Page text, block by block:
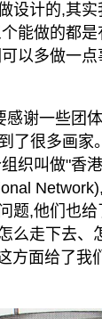
设计的,其
能做的都
以多做一
感谢一些团
了很多画家
织叫做"香
题,他们也
么走下去、
方面给了我